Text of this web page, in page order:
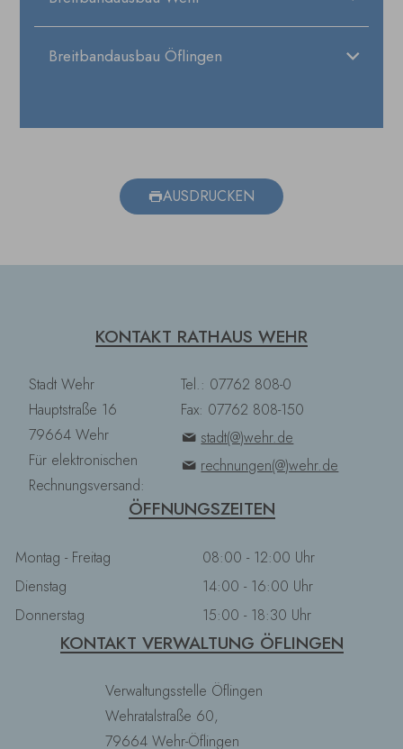
Breitbandausbau Öflingen
AUSDRUCKEN
KONTAKT RATHAUS WEHR
Stadt Wehr
Hauptstraße 16
79664 Wehr
Für elektronischen
Rechnungsversand:
Tel.: 07762 808-0
Fax: 07762 808-150
stadt(@)wehr.de
rechnungen(@)wehr.de
ÖFFNUNGSZEITEN
Montag - Freitag
Dienstag
Donnerstag
08:00 - 12:00 Uhr
14:00 - 16:00 Uhr
15:00 - 18:30 Uhr
KONTAKT VERWALTUNG ÖFLINGEN
Verwaltungsstelle Öflingen
Wehratalstraße 60,
79664 Wehr-Öflingen